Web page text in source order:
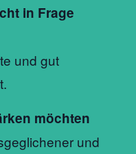
in Frage
und gut
möchten
und